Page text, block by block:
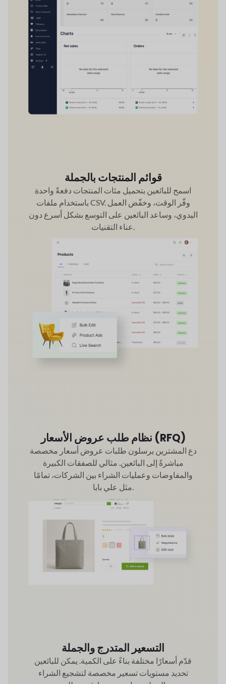
قوائم المنتجات بالجملة
اسمح للبائعين بتحميل مئات المنتجات دفعةً واحدة
باستخدام ملفات CSV. وفّر الوقت، وخفّض العمل
اليدوي، وساعد البائعين على التوسع بشكل أسرع دون
عناء التقنيات.
نظام طلب عروض الأسعار (RFQ)
دع المشترين يرسلون طلبات عروض أسعار مخصصة
مباشرةً إلى البائعين. مثالي للصفقات الكبيرة
والمفاوضات وعمليات الشراء بين الشركات، تمامًا
مثل علي بابا.
التسعير المتدرج والجملة
قدّم أسعارًا مختلفة بناءً على الكمية. يمكن للبائعين
تحديد مستويات تسعير مخصصة لتشجيع الشراء